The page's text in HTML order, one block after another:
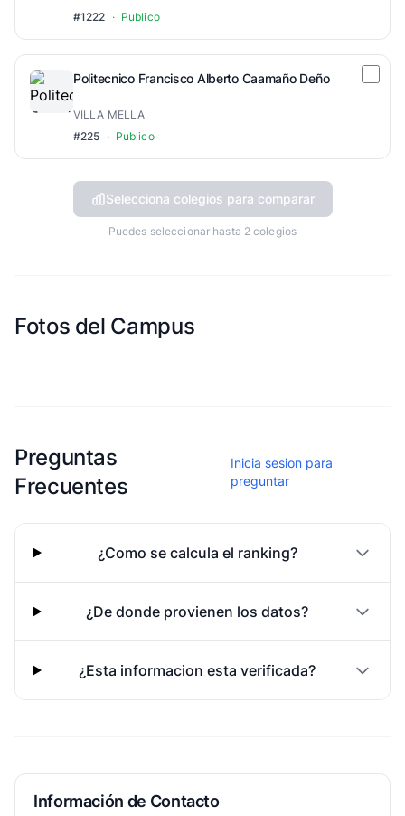
#1222 · Publico
Politecnico Francisco Alberto Caamaño Deño
VILLA MELLA
#225 · Publico
Selecciona colegios para comparar
Puedes seleccionar hasta 2 colegios
Fotos del Campus
Preguntas
Frecuentes
Inicia sesion para
preguntar
¿Como se calcula el ranking?
¿De donde provienen los datos?
¿Esta informacion esta verificada?
Información de Contacto